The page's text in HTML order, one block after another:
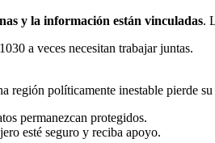
y la información están vinculadas.
a veces necesitan trabajar juntas.
región políticamente inestable pierde
permanezcan protegidos.
esté seguro y reciba apoyo.